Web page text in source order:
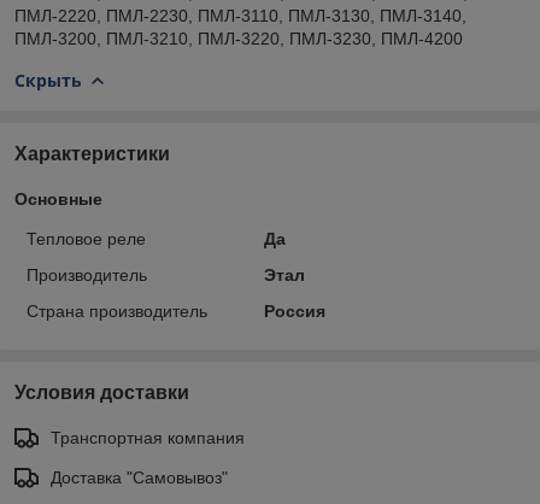
ПМЛ-2220, ПМЛ-2230, ПМЛ-3110, ПМЛ-3130, ПМЛ-3140,
ПМЛ-3200, ПМЛ-3210, ПМЛ-3220, ПМЛ-3230, ПМЛ-4200
Скрыть
Характеристики
Основные
Тепловое реле
Да
Производитель
Этал
Страна производитель
Россия
Условия доставки
Транспортная компания
Доставка "Самовывоз"